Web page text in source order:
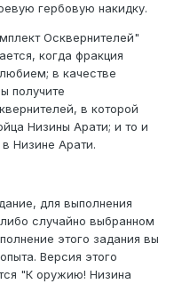
гербовую накидку.
Осквернителей"
когда фракция
в качестве
получите
в которой
Низины Арати; и то и
Низине Арати.
для выполнения
случайно выбранном
этого задания вы
Версия этого
"К оружию! Низина